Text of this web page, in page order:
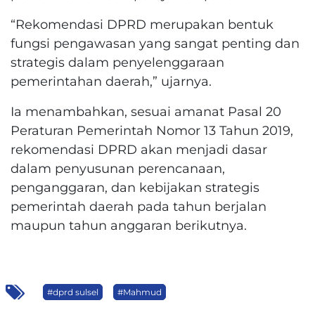
“Rekomendasi DPRD merupakan bentuk
fungsi pengawasan yang sangat penting dan
strategis dalam penyelenggaraan
pemerintahan daerah,” ujarnya.
Ia menambahkan, sesuai amanat Pasal 20
Peraturan Pemerintah Nomor 13 Tahun 2019,
rekomendasi DPRD akan menjadi dasar
dalam penyusunan perencanaan,
penganggaran, dan kebijakan strategis
pemerintah daerah pada tahun berjalan
maupun tahun anggaran berikutnya.
#dprd sulsel #Mahmud